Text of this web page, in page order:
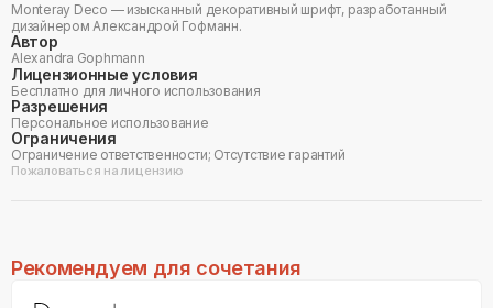
Monteray Deco — изысканный декоративный шрифт, разработанный
дизайнером Александрой Гофманн.
Автор
Alexandra Gophmann
Лицензионные условия
Бесплатно для личного использования
Разрешения
Персональное использование
Ограничения
Ограничение ответственности; Отсутствие гарантий
Пожаловаться на лицензию
Рекомендуем для сочетания